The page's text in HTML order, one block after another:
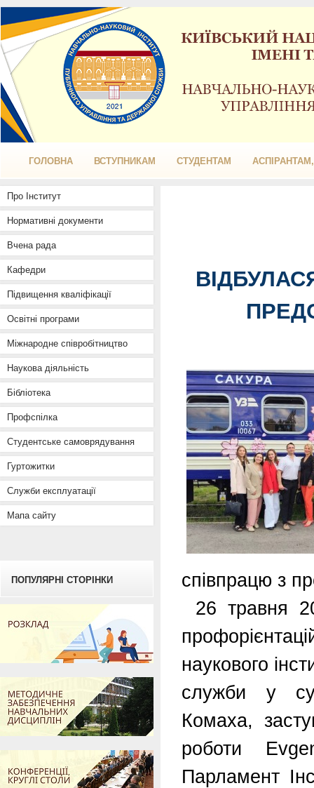
ГОЛОВНА ВСТУПНИКАМ СТУДЕНТАМ
Про Інститут
Нормативні документи
Вчена рада
Кафедри
Підвищення кваліфікації
Освітні програми
Міжнародне співробітництво
Наукова діяльність
Бібліотека
Профспілка
Студентське самоврядування
Гуртожитки
Служби експлуатації
Мапа сайту
ПОПУЛЯРНІ СТОРІНКИ
співпрацю з
26 травня
наукового
служби у
Комаха,
роботи
Парламент